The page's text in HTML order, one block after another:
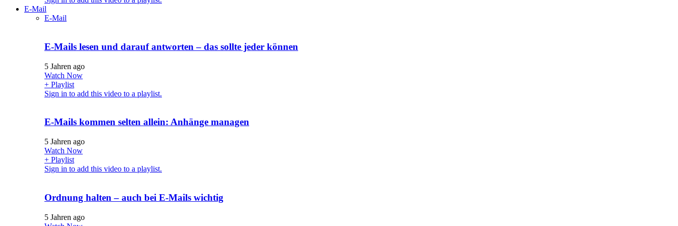
E-Mail
E-Mail
E-Mails lesen und darauf antworten – das sollte jeder können
5 Jahren ago
Watch Now
+ Playlist
Sign in to add this video to a playlist.
E-Mails kommen selten allein: Anhänge managen
5 Jahren ago
Watch Now
+ Playlist
Sign in to add this video to a playlist.
Ordnung halten – auch bei E-Mails wichtig
5 Jahren ago